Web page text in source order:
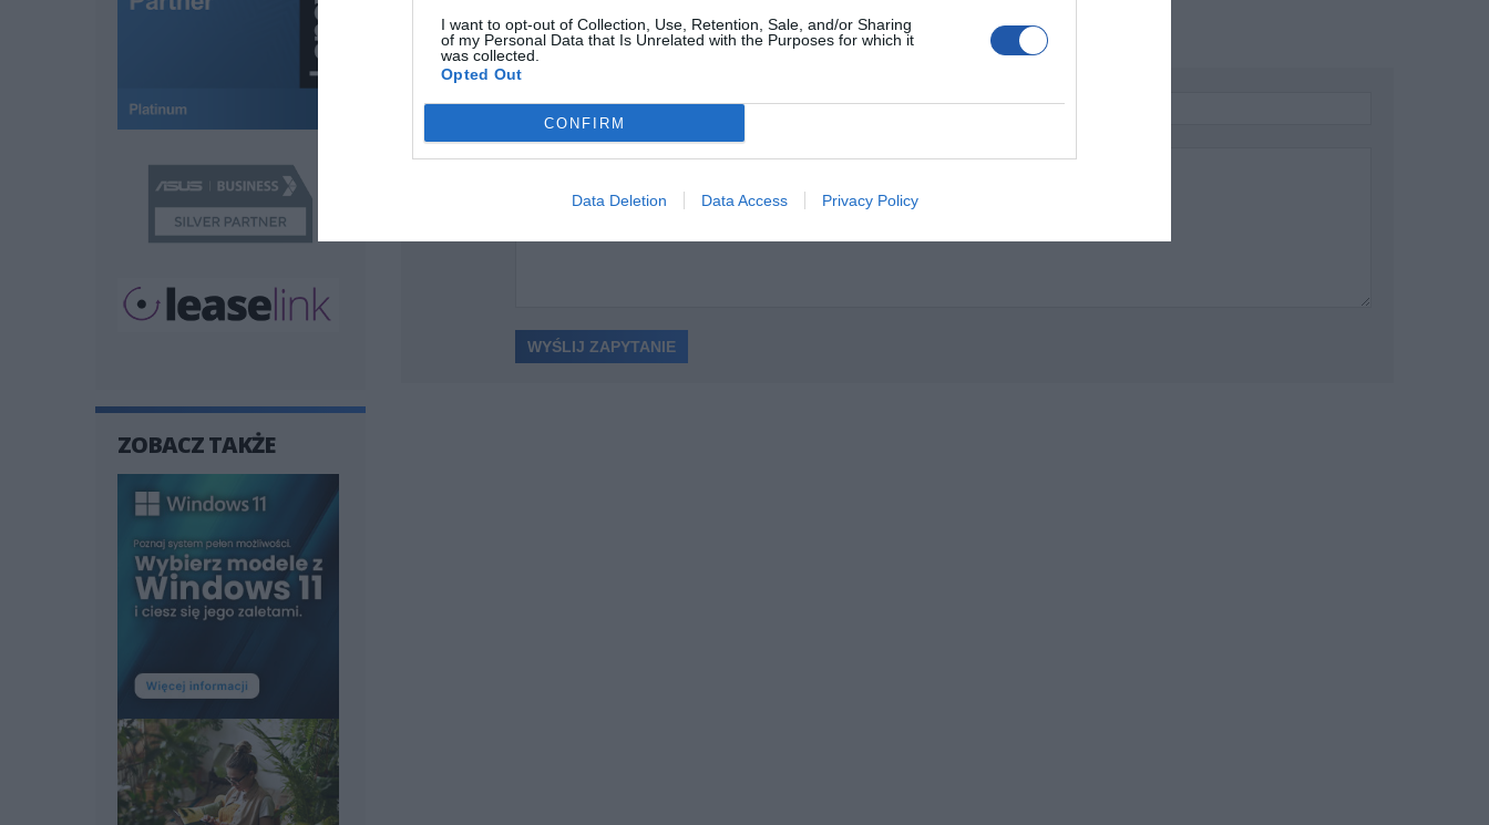
I want to opt-out of Collection, Use, Retention, Sale, and/or Sharing
of my Personal Data that Is Unrelated with the Purposes for which it
was collected.
Opted Out
CONFIRM
Data Deletion Data Access Privacy Policy
ZOBACZ TAKŻE
ZAPYTANIE O PRODUKT
Twój e-mail
Wiadomość